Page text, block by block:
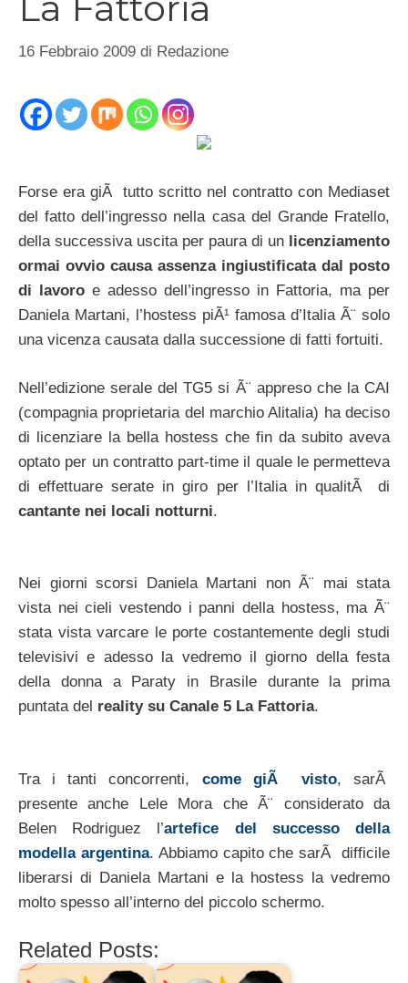
16 Febbraio 2009 di Redazione
Forse era giÃ tutto scritto nel contratto con Mediaset
del fatto dell’ingresso nella casa del Grande Fratello,
della successiva uscita per paura di un licenziamento
ormai ovvio causa assenza ingiustificata dal posto
di lavoro e adesso dell’ingresso in Fattoria, ma per
Daniela Martani, l’hostess piÃ¹ famosa d’Italia Ã¨ solo
una vicenza causata dalla successione di fatti fortuiti.
Nell’edizione serale del TG5 si Ã¨ appreso che la CAI
(compagnia proprietaria del marchio Alitalia) ha deciso
di licenziare la bella hostess che fin da subito aveva
optato per un contratto part-time il quale le permetteva
di effettuare serate in giro per l’Italia in qualitÃ di
cantante nei locali notturni.
Nei giorni scorsi Daniela Martani non Ã¨ mai stata
vista nei cieli vestendo i panni della hostess, ma Ã¨
stata vista varcare le porte costantemente degli studi
televisivi e adesso la vedremo il giorno della festa
della donna a Paraty in Brasile durante la prima
puntata del reality su Canale 5 La Fattoria.
Tra i tanti concorrenti, come giÃ visto, sarÃ
presente anche Lele Mora che Ã¨ considerato da
Belen Rodriguez l’artefice del successo della
modella argentina. Abbiamo capito che sarÃ difficile
liberarsi di Daniela Martani e la hostess la vedremo
molto spesso all’interno del piccolo schermo.
Related Posts: